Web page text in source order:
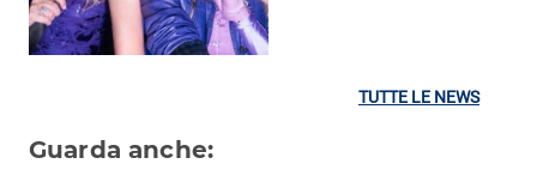
TUTTE LE NEWS
Guarda anche: